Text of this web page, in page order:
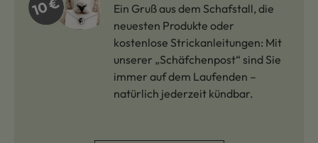
Ein Gruß aus dem Schafstall, die
neuesten Produkte oder
kostenlose Strickanleitungen: Mit
unserer „Schäfchenpost“ sind Sie
immer auf dem Laufenden –
natürlich jederzeit kündbar.